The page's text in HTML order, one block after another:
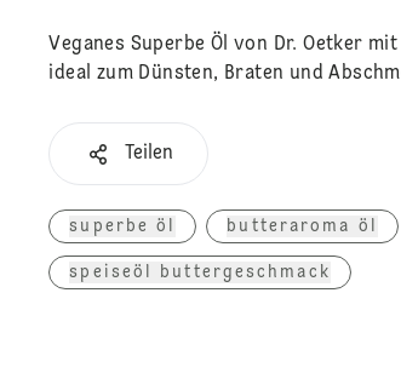
Veganes Superbe Öl von Dr. Oetker
ideal zum Dünsten, Braten und
Teilen
superbe öl butteraroma öl
speiseöl buttergeschmack